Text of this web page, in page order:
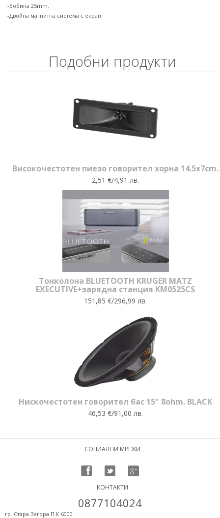
-Бобина 25mm.
-Двойна магнитна система с екран
Подобни продукти
Високочестотен пиезо говорител хорна 14.5x7cm.
2,51 €/4,91 лв.
Тонколона BLUETOOTH KRUGER MATZ
EXECUTIVE+зарядна станция KM0525CS
151,85 €/296,99 лв.
Нискочестотен говорител бас 15" 8ohm. BLACK
46,53 €/91,00 лв.
СОЦИАЛНИ МРЕЖИ
КОНТАКТИ
0877104024
гр. Стара Загора П.К 6000